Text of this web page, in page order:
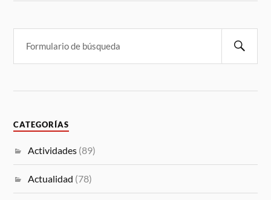
CATEGORÍAS
Actividades (89)
Actualidad (78)